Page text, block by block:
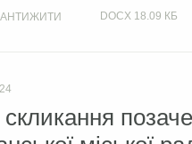
DOCX 18.09 КБ